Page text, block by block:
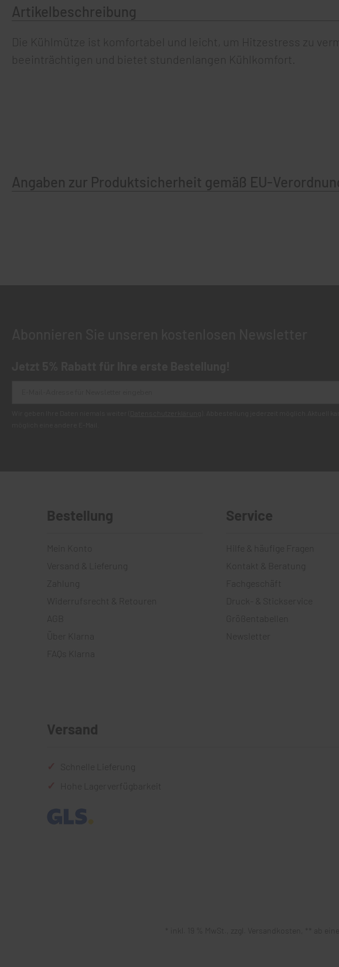
Artikelbeschreibung
Die Kühlmütze ist komfortabel und leicht, um Hitzestress zu
beeinträchtigen und bietet stundenlangen Kühlkomfort.
Angaben zur Produktsicherheit gemäß EU-
Bestellung
Versand & Lieferung
Zahlung
Widerrufsrecht & Retouren
AGB
FAQs Klarna
Service
Hilfe & häufige Fragen
Kontakt & Beratung
Fachgeschäft
Druck- & Stickservice
Größentabellen
Newsletter
Versand
Schnelle Lieferung
Hohe Lagerverfügbarkeit
* inkl. 19 % MwSt., zzgl. Versandkosten, ** ab